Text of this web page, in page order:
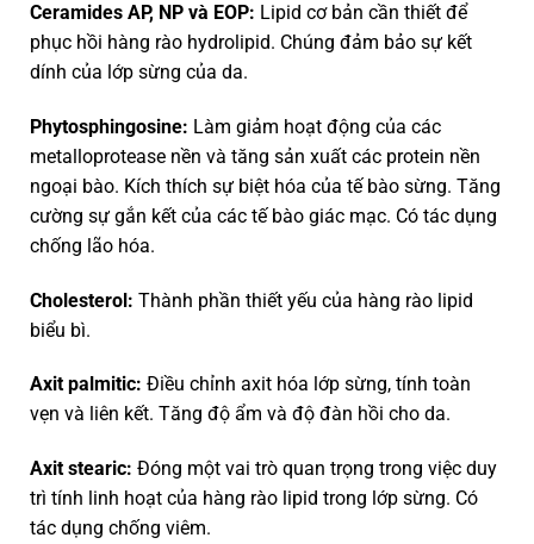
Ceramides AP, NP và EOP: Lipid cơ bản cần thiết để
phục hồi hàng rào hydrolipid. Chúng đảm bảo sự kết
dính của lớp sừng của da.
Phytosphingosine: Làm giảm hoạt động của các
metalloprotease nền và tăng sản xuất các protein nền
ngoại bào. Kích thích sự biệt hóa của tế bào sừng. Tăng
cường sự gắn kết của các tế bào giác mạc. Có tác dụng
chống lão hóa.
Cholesterol: Thành phần thiết yếu của hàng rào lipid
biểu bì.
Axit palmitic: Điều chỉnh axit hóa lớp sừng, tính toàn
vẹn và liên kết. Tăng độ ẩm và độ đàn hồi cho da.
Axit stearic: Đóng một vai trò quan trọng trong việc duy
trì tính linh hoạt của hàng rào lipid trong lớp sừng. Có
tác dụng chống viêm.